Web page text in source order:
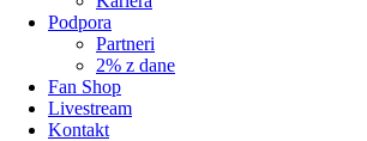
Podpora
Partneri
2% z dane
Fan Shop
Livestream
Kontakt